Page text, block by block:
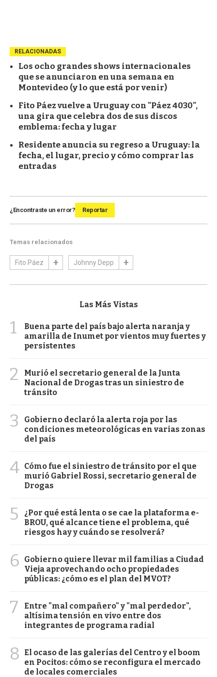
RELACIONADAS
Los ocho grandes shows internacionales
que se anunciaron en una semana en
Montevideo (y lo que está por venir)
Fito Páez vuelve a Uruguay con "Páez 4030",
una gira que celebra dos de sus discos
emblema: fecha y lugar
Residente anuncia su regreso a Uruguay: la
fecha, el lugar, precio y cómo comprar las
entradas
¿Encontraste un error? Reportar
Temas relacionados
Fito Páez Johnny Depp
Las Más Vistas
1
Buena parte del país bajo alerta naranja y
amarilla de Inumet por vientos muy fuertes y
persistentes
2
Murió el secretario general de la Junta
Nacional de Drogas tras un siniestro de
tránsito
3
Gobierno declaró la alerta roja por las
condiciones meteorológicas en varias zonas
del país
4 Cómo fue el siniestro de tránsito por el que
murió Gabriel Rossi, secretario general de
Drogas
5
¿Por qué está lenta o se cae la plataforma e-
BROU, qué alcance tiene el problema, qué
riesgos hay y cuándo se resolverá?
6
Gobierno quiere llevar mil familias a Ciudad
Vieja aprovechando ocho propiedades
públicas: ¿cómo es el plan del MVOT?
7
Entre "mal compañero" y "mal perdedor",
altísima tensión en vivo entre dos
integrantes de programa radial
8
El ocaso de las galerías del Centro y el boom
en Pocitos: cómo se reconfigura el mercado
de locales comerciales